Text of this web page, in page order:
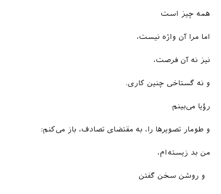
همه چیز است
اما مرا آن واژه نیست،
نیز نه آن فرصت،
و نه گستاخی چنین کاری.
رؤیا می­‌بینم
و طومار تصویرها را، به مقتضای تصادف، باز می‌کنم:
من بد زیسته‌ام،
و روشن سخن گفتن